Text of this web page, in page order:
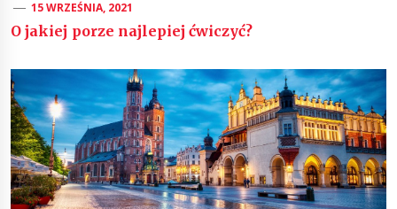
15 WRZEŚNIA, 2021
O jakiej porze najlepiej ćwiczyć?